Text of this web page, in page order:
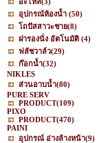
อุปกรณ์ห้องน้ำ (50)
โถปัสสาวะชาย(8)
ฝารองนั่ง อัตโนมัติ (4)
ฟลัชวาล์ว(29)
ก๊อกน้ำ(32)
NIKLES
ส่วนอาบน้ำ(80)
PURE SERV
PRODUCT(109)
PIXO
PRODUCT(470)
PAINI
อุปกรณ์ อ่างล้างหน้า(9)